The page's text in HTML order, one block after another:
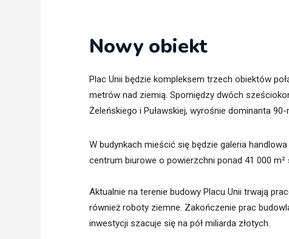
Nowy obiekt
Plac Unii będzie kompleksem trzech obiektów
metrów nad ziemią. Spomiędzy dwóch
Żeleńskiego i Puławskiej, wyrośnie dominanta
W budynkach mieścić się będzie galeria
centrum biurowe o powierzchni ponad 41 000 m²
Aktualnie na terenie budowy Placu Unii trwają
również roboty ziemne. Zakończenie prac
inwestycji szacuje się na pół miliarda złotych.